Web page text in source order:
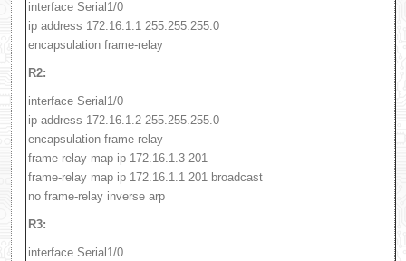
interface Serial1/0
ip address 172.16.1.1 255.255.255.0
encapsulation frame-relay
R2:
interface Serial1/0
ip address 172.16.1.2 255.255.255.0
encapsulation frame-relay
frame-relay map ip 172.16.1.3 201
frame-relay map ip 172.16.1.1 201 broadcast
no frame-relay inverse arp
R3:
interface Serial1/0